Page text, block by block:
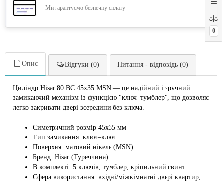
0
Ми гарантуємо безпечну оплату
Опис Відгуки (0) Питання - відповідь (0)
Циліндр Hisar 80 ВС 45x35 MSN — це надійний і зручний
замикаючий механізм із функцією "ключ–тумблер", що дозволяє
легко закривати двері зсередини без ключа.
Симетричний розмір 45х35 мм
Тип замикання: ключ–ключ
Поверхня: матовий нікель (MSN)
Бренд: Hisar (Туреччина)
В комплекті: 5 ключів, тумблер, кріпильний гвинт
Сфера використання: вхідні/міжкімнатні двері квартир,